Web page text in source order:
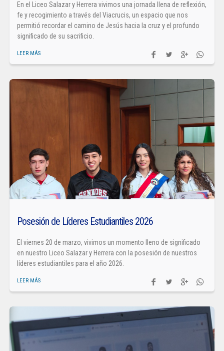
En el Liceo Salazar y Herrera vivimos una jornada llena de reflexión,
fe y recogimiento a través del Viacrucis, un espacio que nos
permitió recordar el camino de Jesús hacia la cruz y el profundo
significado de su sacrificio.
LEER MÁS
Posesión de Líderes Estudiantiles 2026
El viernes 20 de marzo, vivimos un momento lleno de significado
en nuestro Liceo Salazar y Herrera con la posesión de nuestros
líderes estudiantiles para el año 2026.
LEER MÁS